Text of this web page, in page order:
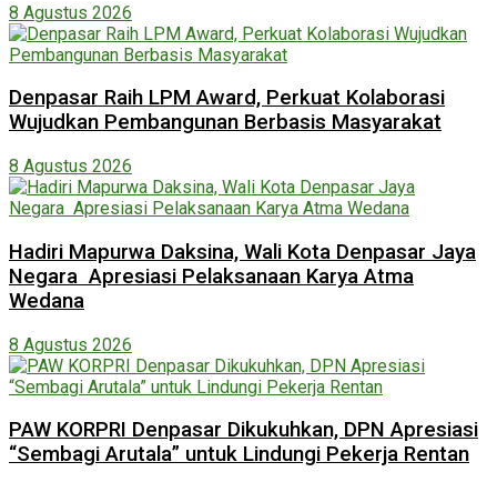
8 Agustus 2026
Denpasar Raih LPM Award, Perkuat Kolaborasi
Wujudkan Pembangunan Berbasis Masyarakat
8 Agustus 2026
Hadiri Mapurwa Daksina, Wali Kota Denpasar Jaya
Negara Apresiasi Pelaksanaan Karya Atma
Wedana
8 Agustus 2026
PAW KORPRI Denpasar Dikukuhkan, DPN Apresiasi
“Sembagi Arutala” untuk Lindungi Pekerja Rentan